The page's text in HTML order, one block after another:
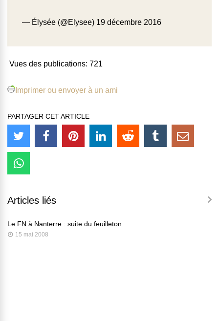
— Élysée (@Elysee) 19 décembre 2016
Vues des publications: 721
Imprimer ou envoyer à un ami
PARTAGER CET ARTICLE
Articles liés
Le FN à Nanterre : suite du feuilleton
15 mai 2008